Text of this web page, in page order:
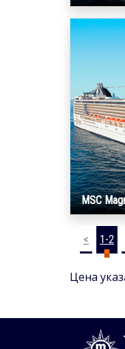
MSC
< 1-2
Цена